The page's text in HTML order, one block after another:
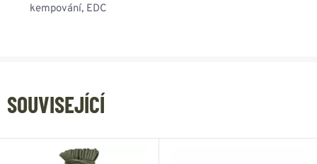
kempování, EDC
SOUVISEJÍCÍ